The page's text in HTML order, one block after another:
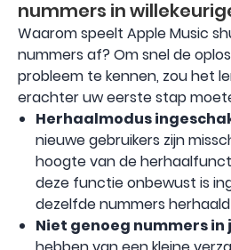
nummers in
Waarom speelt Apple Music
nummers af? Om snel de
probleem te kennen, zou het
erachter uw eerste stap
Herhaalmodus
nieuwe gebruikers zijn
hoogte van de
deze functie onbewust is
dezelfde nummers
Niet genoeg nummers